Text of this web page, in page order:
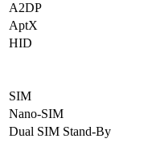
A2DP
AptX
HID
SIM
Nano-SIM
Dual SIM Stand-By